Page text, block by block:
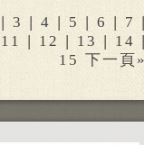
| 3 | 4 | 5 | 6 | 7
11 | 12 | 13 | 14
15 下一頁